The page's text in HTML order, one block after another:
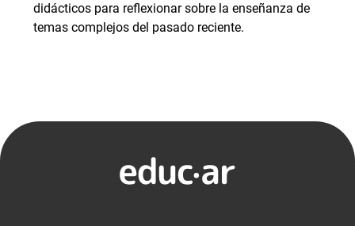
didácticos para reflexionar sobre la enseñanza de
temas complejos del pasado reciente.